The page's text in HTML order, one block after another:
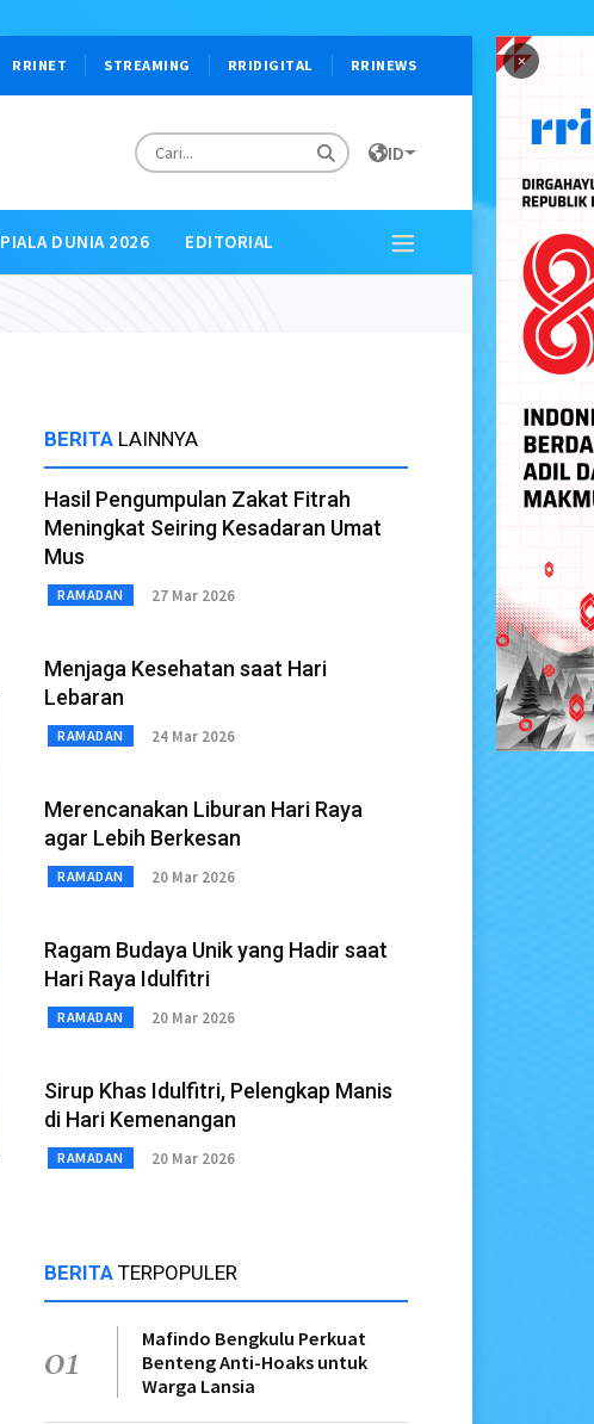
×
RRINET STREAMING RRIDIGITAL RRINEWS
ID
PIALA DUNIA 2026 EDITORIAL
BERITA LAINNYA
Hasil Pengumpulan Zakat Fitrah
Meningkat Seiring Kesadaran Umat
Mus
RAMADAN 27 Mar 2026
Menjaga Kesehatan saat Hari
Lebaran
RAMADAN 24 Mar 2026
Merencanakan Liburan Hari Raya
agar Lebih Berkesan
RAMADAN 20 Mar 2026
Ragam Budaya Unik yang Hadir saat
Hari Raya Idulfitri
RAMADAN 20 Mar 2026
Sirup Khas Idulfitri, Pelengkap Manis
di Hari Kemenangan
RAMADAN 20 Mar 2026
BERITA TERPOPULER
01
Mafindo Bengkulu Perkuat
Benteng Anti-Hoaks untuk
Warga Lansia